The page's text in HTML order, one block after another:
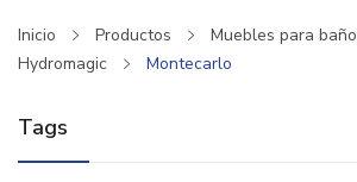
Inicio Productos Muebles para baño
Hydromagic
Montecarlo
Tags